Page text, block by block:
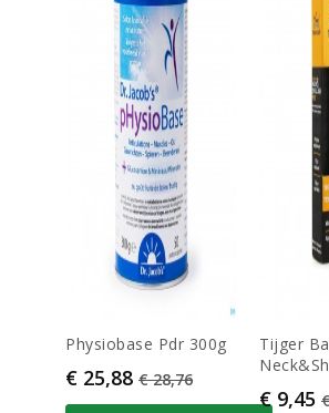
Physiobase Pdr 300g
Prijs
€ 25,88 Normale prijs
€ 28,76
Tijger
Prijs
€ 9,45